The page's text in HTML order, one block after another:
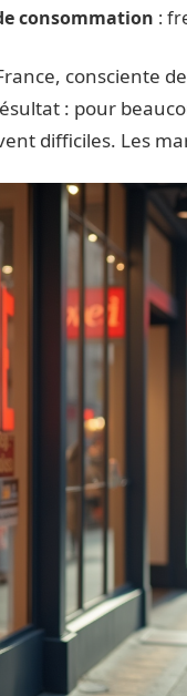
consommation :
consciente
: pour
difficiles. Les